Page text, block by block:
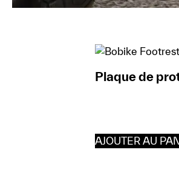
Plaque de
AJOUTER AU